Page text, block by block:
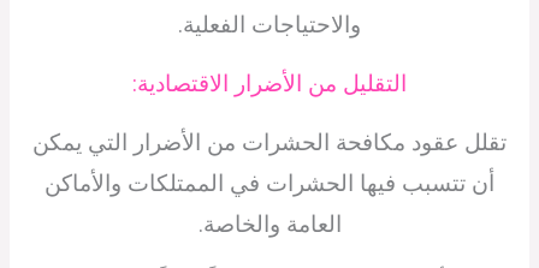
والاحتياجات الفعلية.
التقليل من الأضرار الاقتصادية:
تقلل عقود مكافحة الحشرات من الأضرار التي يمكن
أن تتسبب فيها الحشرات في الممتلكات والأماكن
العامة والخاصة.